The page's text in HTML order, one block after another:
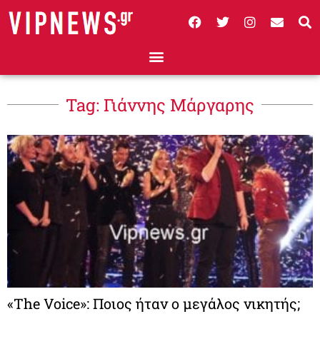
Tag: Γιάννης Μάργαρης
«The Voice»: Ποιος ήταν ο μεγάλος νικητής;